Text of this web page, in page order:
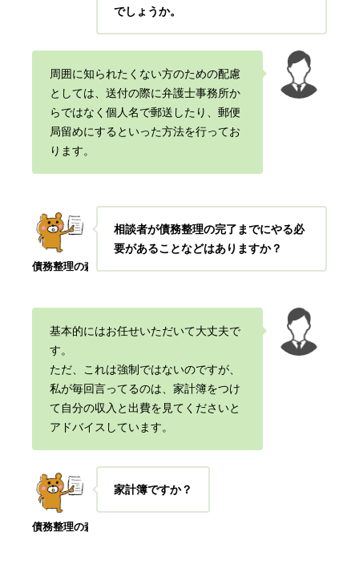
でしょうか。
周囲に知られたくない方のための配慮
としては、送付の際に弁護士事務所か
らではなく個人名で郵送したり、郵便
局留めにするといった方法を行ってお
ります。
債務整理の森
相談者が債務整理の完了までにやる必
要があることなどはありますか？
基本的にはお任せいただいて大丈夫で
す。
ただ、これは強制ではないのですが、
私が毎回言ってるのは、家計簿をつけ
て自分の収入と出費を見てくださいと
アドバイスしています。
債務整理の森
家計簿ですか？